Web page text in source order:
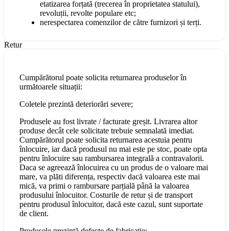
etatizarea forțată (trecerea în proprietatea statului),
revoluții, revolte populare etc;
nerespectarea comenzilor de către furnizori și terți.
Retur
Cumpărătorul poate solicita returnarea produselor în
următoarele situații:
Coletele prezintă deteriorări severe;
Produsele au fost livrate / facturate greșit. Livrarea altor
produse decât cele solicitate trebuie semnalată imediat.
Cumpărătorul poate solicita returnarea acestuia pentru
înlocuire, iar dacă produsul nu mai este pe stoc, poate opta
pentru înlocuire sau rambursarea integrală a contravalorii.
Daca se agreează înlocuirea cu un produs de o valoare mai
mare, va plăti diferența, respectiv dacă valoarea este mai
mică, va primi o rambursare parțială până la valoarea
produsului înlocuitor. Costurile de retur și de transport
pentru produsul înlocuitor, dacă este cazul, sunt suportate
de client.